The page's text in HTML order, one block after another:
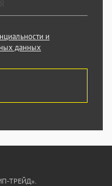
и
данных
ТРЕЙД».